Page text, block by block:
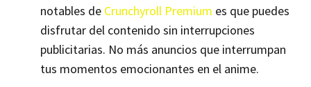
notables de Crunchyroll Premium es que puedes
disfrutar del contenido sin interrupciones
publicitarias. No más anuncios que interrumpan
tus momentos emocionantes en el anime.